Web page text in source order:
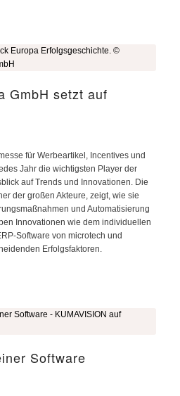
GmbH setzt auf
für Werbeartikel, Incentives und
Jahr die wichtigsten Player der
auf Trends und Innovationen. Die
der großen Akteure, zeigt, wie sie
und Automatisierung
Innovationen wie dem individuellen
Software von microtech und
Erfolgsfaktoren.
Software